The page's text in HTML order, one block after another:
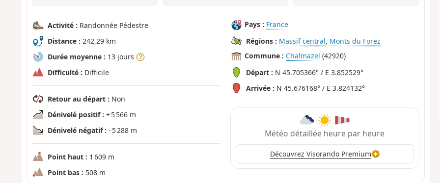
Activité : Randonnée Pédestre
Distance : 242,29 km
Durée moyenne : 13 jours
Difficulté : Difficile
Retour au départ : Non
Dénivelé positif : + 5 566 m
Dénivelé négatif : - 5 288 m
Point haut : 1 609 m
Point bas : 508 m
Pays : France
Régions : Massif central, Monts du Forez
Commune : Chalmazel (42920)
Départ : N 45.705366° / E 3.852529°
Arrivée : N 45.676168° / E 3.824132°
Météo détaillée heure par heure
Découvrez Visorando Premium